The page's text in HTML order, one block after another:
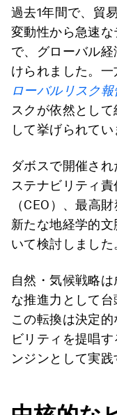
過去1年間で、貿
変動性から急速
で、グローバル
けられました。
ローバルリスク
スクが依然とし
して挙げられてい
ダボスで開催され
ステナビリティ
（CEO）、最高
新たな地経学的
いて検討しました
自然・気候戦略
な推進力として台
この転換は決定
ビリティを提唱
ンジンとして実践